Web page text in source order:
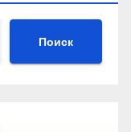
Поиск